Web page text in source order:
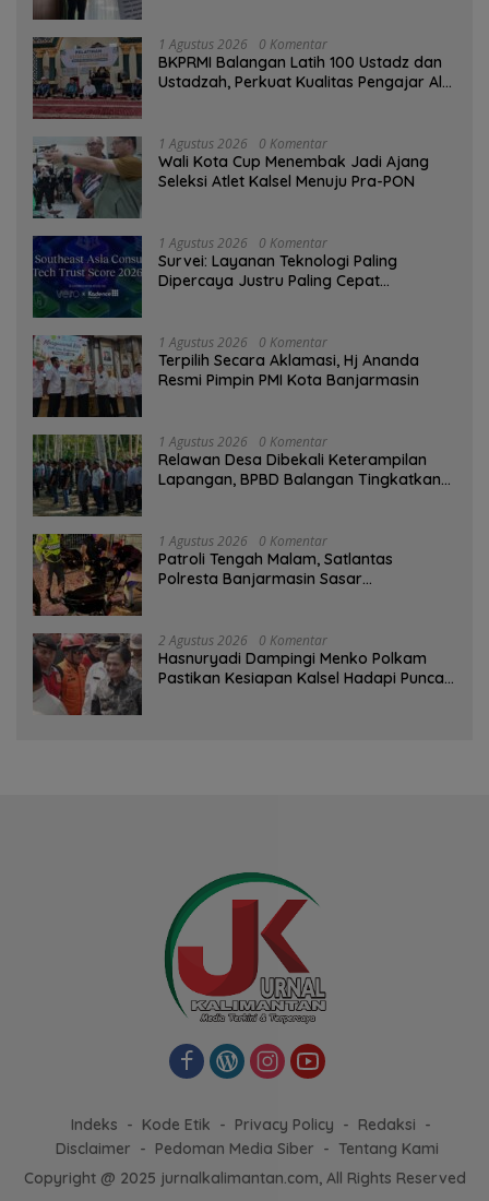
1 Agustus 2026 0 Komentar
BKPRMI Balangan Latih 100 Ustadz dan
Ustadzah, Perkuat Kualitas Pengajar Al-
1 Agustus 2026 0 Komentar
Wali Kota Cup Menembak Jadi Ajang
Seleksi Atlet Kalsel Menuju Pra-PON
1 Agustus 2026 0 Komentar
Survei: Layanan Teknologi Paling
Dipercaya Justru Paling Cepat
1 Agustus 2026 0 Komentar
‎Terpilih Secara Aklamasi, Hj Ananda
Resmi Pimpin PMI Kota Banjarmasin
1 Agustus 2026 0 Komentar
Relawan Desa Dibekali Keterampilan
Lapangan, BPBD Balangan Tingkatkan
1 Agustus 2026 0 Komentar
Patroli Tengah Malam, Satlantas
Polresta Banjarmasin Sasar
2 Agustus 2026 0 Komentar
Hasnuryadi Dampingi Menko Polkam
Pastikan Kesiapan Kalsel Hadapi Puncak
Indeks Kode Etik Privacy Policy
Redaksi
Disclaimer
Pedoman Media Siber
Tentang Kami
Copyright @ 2025 jurnalkalimantan.com, All Rights Reserved